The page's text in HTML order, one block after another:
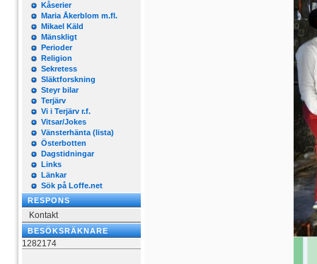
Kåserier
Maria Åkerblom m.fl.
Mikael Käld
Mänskligt
Perioder
Religion
Sekretess
Släktforskning
Steyr bilar
Terjärv
Vi i Terjärv r.f.
Vitsar/Jokes
Vänsterhänta (lista)
Österbotten
Dagstidningar
Links
Länkar
Sök på Loffe.net
RESPONS
Kontakt
BESÖKSRÄKNARE
1282174